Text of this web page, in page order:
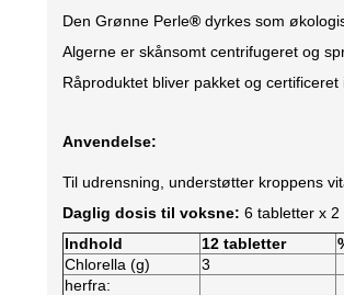
Den Grønne Perle® dyrkes som
Algerne er skånsomt centrifugeret og
Råproduktet bliver pakket og certificeret
Anvendelse:
Til udrensning, understøtter kroppens
Daglig dosis til voksne: 6 tabletter x 2
Indhold
12 tabletter
Chlorella (g)
3
herfra: